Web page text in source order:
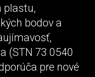
plastu,
bodov a
(STN 73 0540
pre nové